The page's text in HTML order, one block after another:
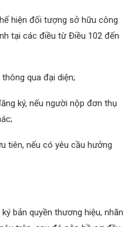
hiện đối tượng sở hữu công
tại các điều từ Điều 102 đến
qua đại diện;
ký, nếu người nộp đơn thụ
tiên, nếu có yêu cầu hưởng
bản quyền thương hiệu, nhãn